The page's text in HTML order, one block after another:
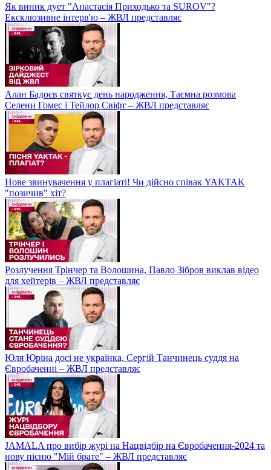
Як виник дует "Анастасія Приходько та SUROV"?
Ексклюзивне інтерв'ю – ЖВЛ представляє
Алан Бадоєв святкує день народження, Таємна розмова
Селени Гомес і Тейлор Свіфт – ЖВЛ представляє
Нове звинувачення у плагіаті! Чи дійсно співак YAKTAK
"позичив" хіт?
Розлучення Трінчер та Волошина, Павло Зібров виклав відео
для хейтерів – ЖВЛ представляє
Юля Юріна досі не українка, Сергій Танчинець суддя на
Євробаченні – ЖВЛ представляє
JAMALA про вибір журі на Нацвідбір на Євробачення-2024 та
нову пісню "Мій брате" – ЖВЛ представляє